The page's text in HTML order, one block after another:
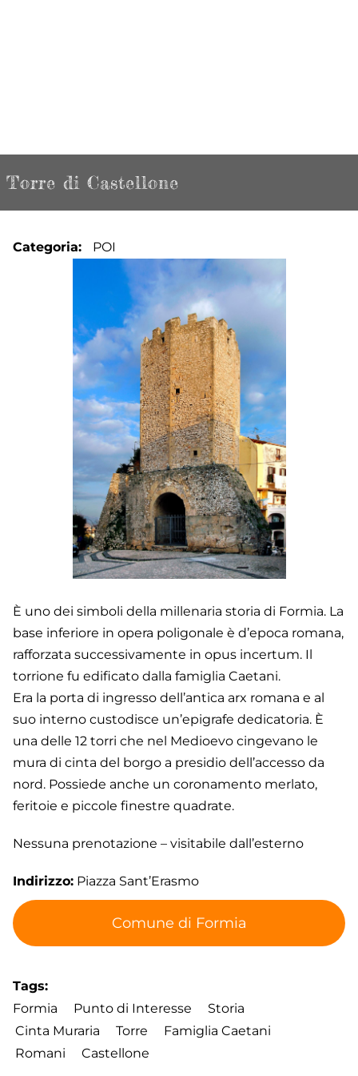
Torre di Castellone
Categoria POI
È uno dei simboli della millenaria storia di Formia. La
base inferiore in opera poligonale è d’epoca romana,
rafforzata successivamente in opus incertum. Il
torrione fu edificato dalla famiglia Caetani.
Era la porta di ingresso dell’antica arx romana e al
suo interno custodisce un’epigrafe dedicatoria. È
una delle 12 torri che nel Medioevo cingevano le
mura di cinta del borgo a presidio dell’accesso da
nord. Possiede anche un coronamento merlato,
feritoie e piccole finestre quadrate.
Nessuna prenotazione – visitabile dall’esterno
Indirizzo: Piazza Sant’Erasmo
Comune di Formia
Tags
Formia
Punto di Interesse
Storia
Cinta Muraria
Torre
Famiglia Caetani
Romani
Castellone